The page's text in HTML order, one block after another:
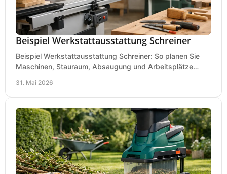
Beispiel Werkstattausstattung Schreiner
Beispiel Werkstattausstattung Schreiner: So planen Sie
Maschinen, Stauraum, Absaugung und Arbeitsplätze
31. Mai 2026